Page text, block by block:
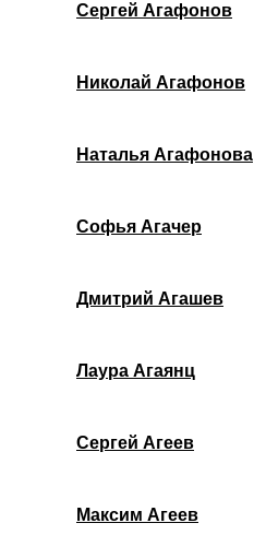
Сергей Агафонов
Николай Агафонов
Наталья Агафонова
Софья Агачер
Дмитрий Агашев
Лаура Агаянц
Сергей Агеев
Максим Агеев